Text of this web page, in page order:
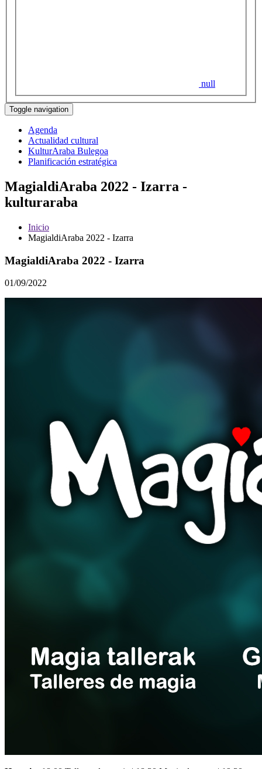
null
Toggle navigation
Agenda
Actualidad cultural
KulturAraba Bulegoa
Planificación estratégica
MagialdiAraba 2022 - Izarra -
kulturaraba
Inicio
MagialdiAraba 2022 - Izarra
MagialdiAraba 2022 - Izarra
01/09/2022